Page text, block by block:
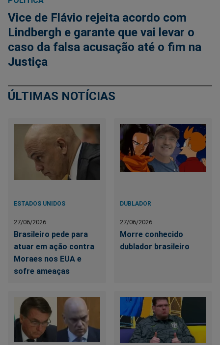
Vice de Flávio rejeita acordo com
Lindbergh e garante que vai levar o
caso da falsa acusação até o fim na
Justiça
ÚLTIMAS NOTÍCIAS
ESTADOS UNIDOS
27/06/2026
Brasileiro pede para
atuar em ação contra
Moraes nos EUA e
sofre ameaças
DUBLADOR
27/06/2026
Morre conhecido
dublador brasileiro